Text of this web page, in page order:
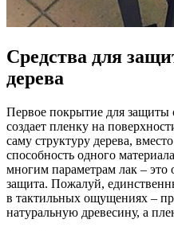
Средства для
дерева
Первое покрытие для
создает пленку на
саму структуру дерева,
способность одного
многим параметрам лак – это
защита. Пожалуй,
в тактильных ощущениях –
натуральную древесину, а